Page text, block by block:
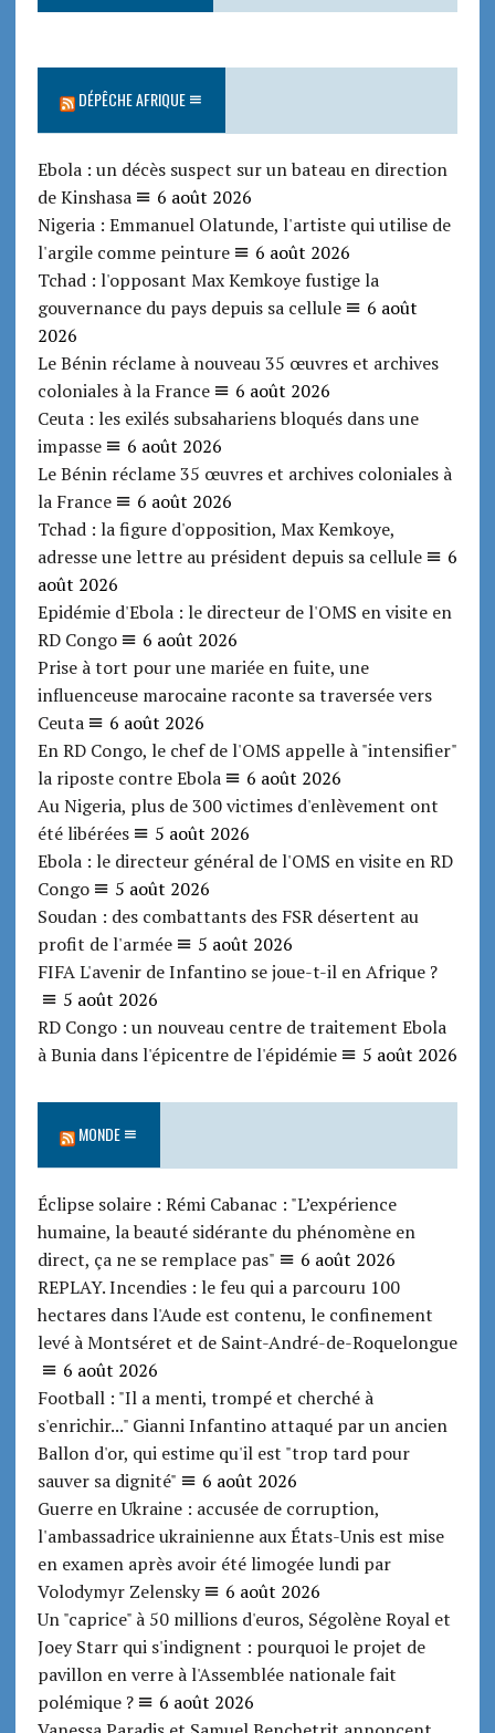
DÉPÊCHE AFRIQUE
Ebola : un décès suspect sur un bateau en direction
de Kinshasa
6 août 2026
Nigeria : Emmanuel Olatunde, l'artiste qui utilise de
l'argile comme peinture
6 août 2026
Tchad : l'opposant Max Kemkoye fustige la
gouvernance du pays depuis sa cellule
6 août
2026
Le Bénin réclame à nouveau 35 œuvres et archives
coloniales à la France
6 août 2026
Ceuta : les exilés subsahariens bloqués dans une
impasse
6 août 2026
Le Bénin réclame 35 œuvres et archives coloniales à
la France
6 août 2026
Tchad : la figure d'opposition, Max Kemkoye,
adresse une lettre au président depuis sa cellule
6
août 2026
Epidémie d'Ebola : le directeur de l'OMS en visite en
RD Congo
6 août 2026
Prise à tort pour une mariée en fuite, une
influenceuse marocaine raconte sa traversée vers
Ceuta
6 août 2026
En RD Congo, le chef de l'OMS appelle à "intensifier"
la riposte contre Ebola
6 août 2026
Au Nigeria, plus de 300 victimes d'enlèvement ont
été libérées
5 août 2026
Ebola : le directeur général de l'OMS en visite en RD
Congo
5 août 2026
Soudan : des combattants des FSR désertent au
profit de l'armée
5 août 2026
FIFA L'avenir de Infantino se joue-t-il en Afrique ?
5 août 2026
RD Congo : un nouveau centre de traitement Ebola
à Bunia dans l'épicentre de l'épidémie
5 août 2026
MONDE
Éclipse solaire : Rémi Cabanac : "L’expérience
humaine, la beauté sidérante du phénomène en
direct, ça ne se remplace pas"
6 août 2026
REPLAY. Incendies : le feu qui a parcouru 100
hectares dans l'Aude est contenu, le confinement
levé à Montséret et de Saint-André-de-Roquelongue
6 août 2026
Football : "Il a menti, trompé et cherché à
s'enrichir..." Gianni Infantino attaqué par un ancien
Ballon d'or, qui estime qu'il est "trop tard pour
sauver sa dignité"
6 août 2026
Guerre en Ukraine : accusée de corruption,
l'ambassadrice ukrainienne aux États-Unis est mise
en examen après avoir été limogée lundi par
Volodymyr Zelensky
6 août 2026
Un "caprice" à 50 millions d'euros, Ségolène Royal et
Joey Starr qui s'indignent : pourquoi le projet de
pavillon en verre à l'Assemblée nationale fait
polémique ?
6 août 2026